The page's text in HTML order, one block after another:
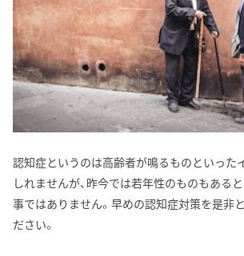
認知症というのは高齢者が鳴るものといった
しれませんが、昨今では若年性のものもある
事ではありません。早めの認知症対策を是非
ださい。